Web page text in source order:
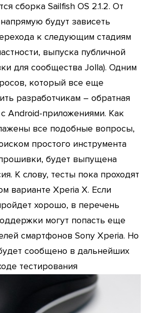
сборка Sailfish OS 2.1.2. От
будут зависеть
к следующим стадиям
выпуска публичной
для сообщества Jolla). Одним
который все еще
разработчикам – обратная
Android-приложениями. Как
все подобные вопросы,
простого инструмента
будет выпущена
К слову, тесты пока проходят
варианте Xperia X. Если
хорошо, в перечень
могут попасть еще
смартфонов Sony Xperia. Но
сообщено в дальнейших
тестирования